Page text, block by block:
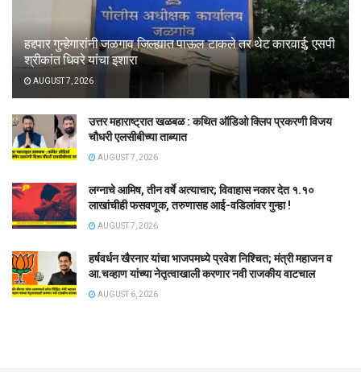
हद्दपार गुन्हेगारांनी जळगाव जिल्ह्यात पाऊल टाकले तर थेट कारवाई; एसपी
श्रीकांत धिवरे यांचा इशारा
AUGUST 7, 2026
उत्तर महाराष्ट्रात खळबळ : कथित ऑडिओ क्लिप प्रकरणी विजय
चौधरी एलसीबीच्या ताब्यात
AUGUST 7, 2026
लग्नाचे आमिष, तीन वर्षे अत्याचार; विवाहास नकार देत १.१०
लाखांचीही फसवणूक, तरुणासह आई-वडिलांवर गुन्हा !
AUGUST 7, 2026
हर्षवर्धन खैरनार यांचा भाजपमध्ये प्रवेश निश्चित; मंत्री महाजन व
आ.चव्हाण यांच्या नेतृत्वाखाली करणार नवी राजकीय वाटचाल
AUGUST 6, 2026